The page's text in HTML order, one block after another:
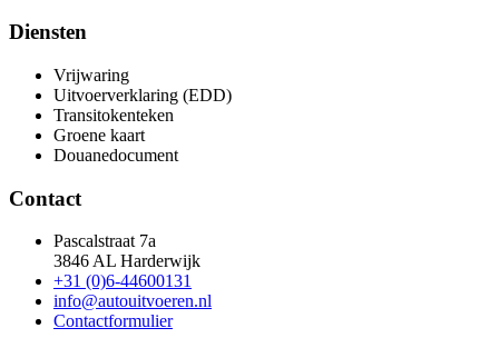
Diensten
Vrijwaring
Uitvoerverklaring (EDD)
Transitokenteken
Groene kaart
Douanedocument
Contact
Pascalstraat 7a
3846 AL Harderwijk
+31 (0)6-44600131
info@autouitvoeren.nl
Contactformulier